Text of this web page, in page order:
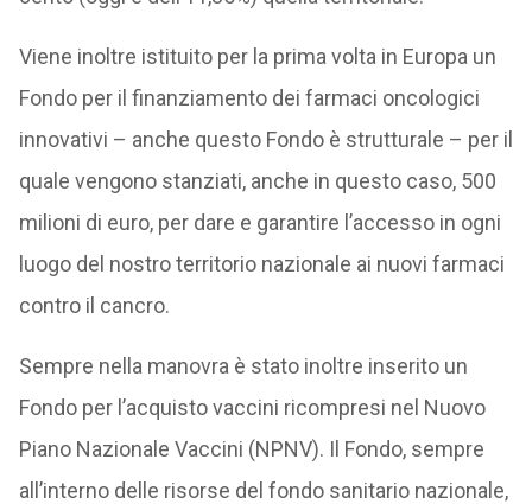
Viene inoltre istituito per la prima volta in Europa un
Fondo per il finanziamento dei farmaci oncologici
innovativi – anche questo Fondo è strutturale – per il
quale vengono stanziati, anche in questo caso, 500
milioni di euro, per dare e garantire l’accesso in ogni
luogo del nostro territorio nazionale ai nuovi farmaci
contro il cancro.
Sempre nella manovra è stato inoltre inserito un
Fondo per l’acquisto vaccini ricompresi nel Nuovo
Piano Nazionale Vaccini (NPNV). Il Fondo, sempre
all’interno delle risorse del fondo sanitario nazionale,